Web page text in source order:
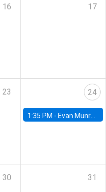
16 17
23 24
1:35 PM - Evan Munro, Neyman Visiting Assistant Professor in the Department of Statistics at UC Berkeley
30 31